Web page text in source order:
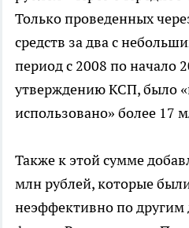
Только проведенных
средств за два с
период с 2008 по начало
утверждению КСП, было
использовано» более 17
Также к этой сумме
млн рублей, которые
неэффективно по другим